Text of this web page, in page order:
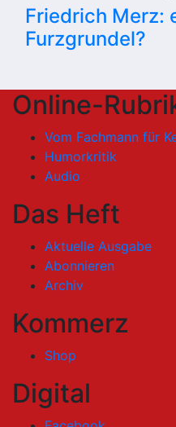
Friedrich Merz:
Furzgrundel?
Online-
Vom Fachmann für
Humorkritik
Audio
Das Heft
Aktuelle Ausgabe
Abonnieren
Archiv
Kommerz
Shop
Digital